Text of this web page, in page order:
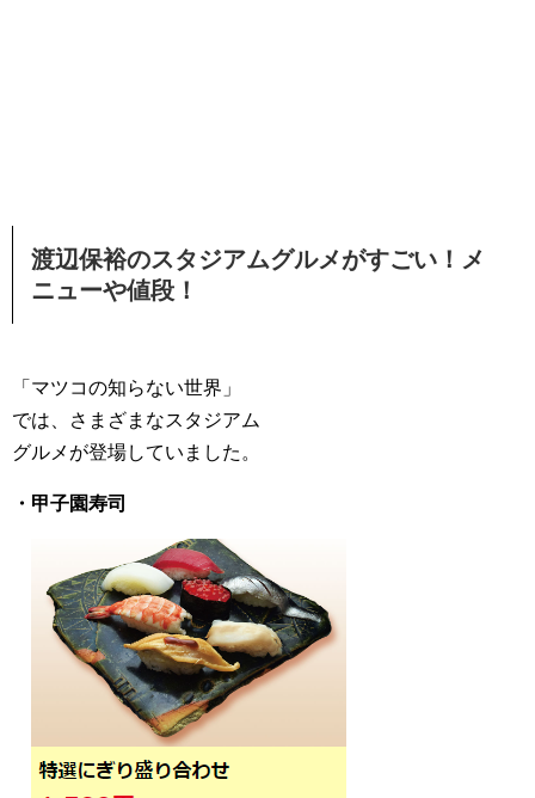
渡辺保裕のスタジアムグルメがすごい！メ
ニューや値段！
「マツコの知らない世界」
では、さまざまなスタジアム
グルメが登場していました。
・甲子園寿司